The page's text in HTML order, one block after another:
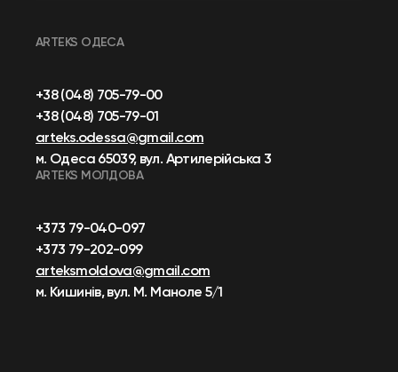
ARTEKS ОДЕСА
+38 (048) 705-79-00
+38 (048) 705-79-01
arteks.odessa@gmail.com
м. Одеса 65039, вул. Артилерійська 3
ARTEKS МОЛДОВА
+373 79-040-097
+373 79-202-099
arteksmoldova@gmail.com
м. Кишинів, вул. М. Маноле 5/1